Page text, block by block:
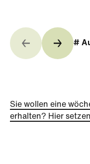
#
Sie wollen eine
erhalten? Hier